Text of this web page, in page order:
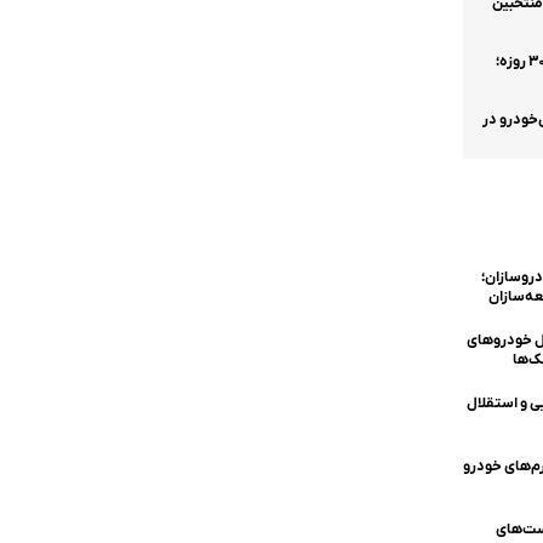
آغاز فروش فوری ایران‌خودرو با تحویل ۳۰ روزه؛
در
خودروسازان؛
خودروهای
و استقلال
خودرو